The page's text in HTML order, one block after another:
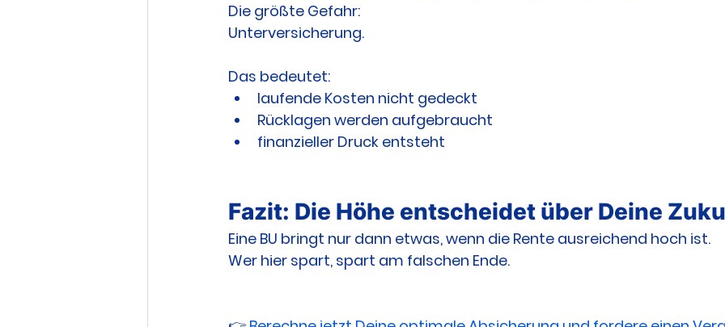
Die größte Gefahr:
Unterversicherung.
Das bedeutet:
laufende Kosten nicht gedeckt
Rücklagen werden aufgebraucht
finanzieller Druck entsteht
Fazit: Die Höhe entscheidet über Deine
Eine BU bringt nur dann etwas, wenn die Rente ausreichend hoch ist.
Wer hier spart, spart am falschen Ende.